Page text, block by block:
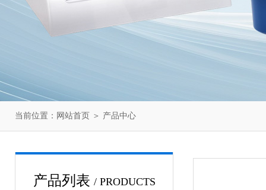
当前位置： 网站首页 ＞ 产品中心
产品列表 / PRODUCTS